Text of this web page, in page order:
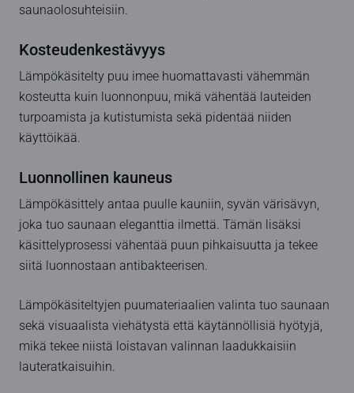
saunaolosuhteisiin.
Kosteudenkestävyys
Lämpökäsitelty puu imee huomattavasti vähemmän
kosteutta kuin luonnonpuu, mikä vähentää lauteiden
turpoamista ja kutistumista sekä pidentää niiden
käyttöikää.
Luonnollinen kauneus
Lämpökäsittely antaa puulle kauniin, syvän värisävyn,
joka tuo saunaan eleganttia ilmettä. Tämän lisäksi
käsittelyprosessi vähentää puun pihkaisuutta ja tekee
siitä luonnostaan antibakteerisen.
Lämpökäsiteltyjen puumateriaalien valinta tuo saunaan
sekä visuaalista viehätystä että käytännöllisiä hyötyjä,
mikä tekee niistä loistavan valinnan laadukkaisiin
lauteratkaisuihin.